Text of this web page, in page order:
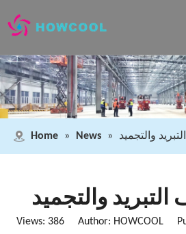
Home » News » والتجميد
والتجميد
Views: 386 Author: HOWCOOL